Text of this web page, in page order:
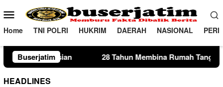
ke
konten
Menu
Mobile
Home TNI POLRI HUKRIM DAERAH NASIONAL
Buserjatim
28 Tahun Membina Rumah Tangga, Seorang Ibu
HEADLINES